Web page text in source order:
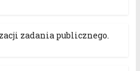
zadania publicznego.